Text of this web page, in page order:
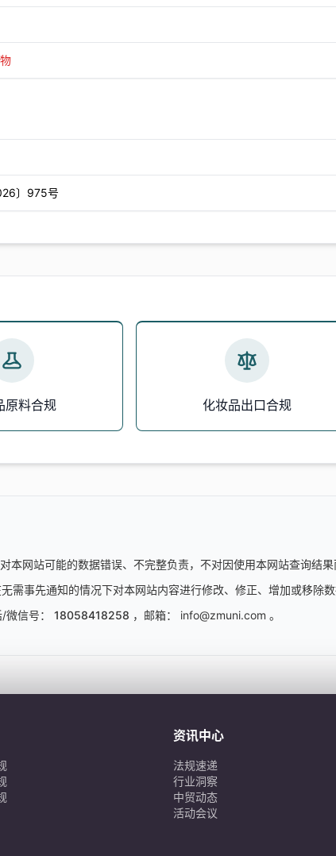
〕975号
原料合规 化妆品出口合规
网站可能的数据错误、不完整负责，不对因使用本网站查询结
事先通知的情况下对本网站内容进行修改、修正、增加或移除数
信号：
18058418258 ，邮箱： info@zmuni.com 。
资讯中心
法规速递
行业洞察
中贸动态
活动会议